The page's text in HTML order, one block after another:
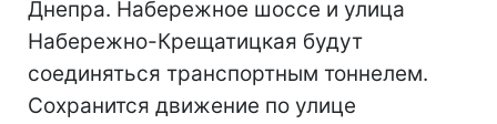
Днепра. Набережное шоссе и улица
Набережно-Крещатицкая будут
соединяться транспортным тоннелем.
Сохранится движение по улице